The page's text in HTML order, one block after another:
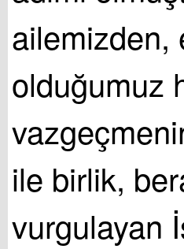
ailemizden,
olduğumuz
ile birlik,
vurgulayan